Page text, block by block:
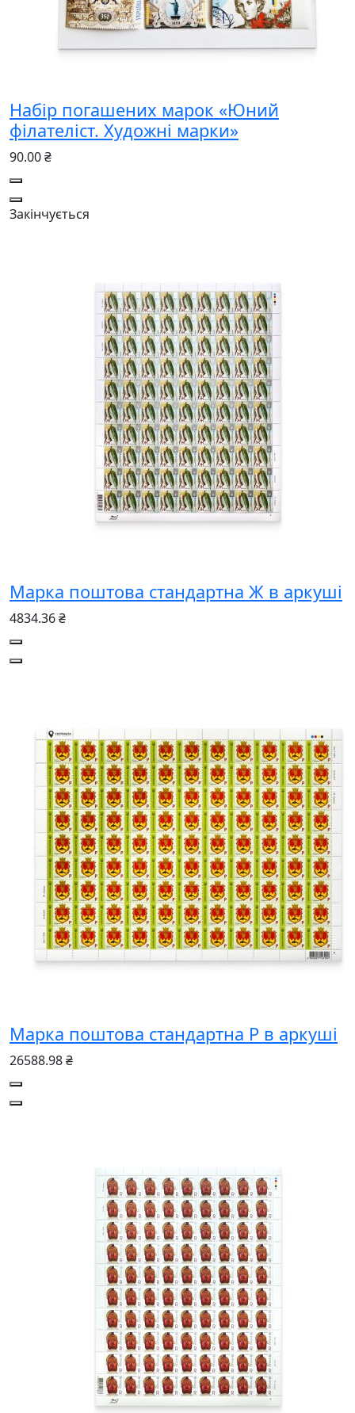
Набір погашених марок «Юний
філателіст. Художні марки»
90.00 ₴
Закінчується
Марка поштова стандартна Ж в аркуші
4834.36 ₴
Марка поштова стандартна Р в аркуші
26588.98 ₴